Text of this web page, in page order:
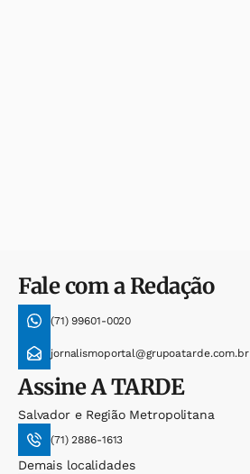
Fale com a Redação
(71) 99601-0020
jornalismoportal@grupoatarde.com.br
AssineA TARDE
Salvador e Região Metropolitana
(71) 2886-1613
Demais localidades